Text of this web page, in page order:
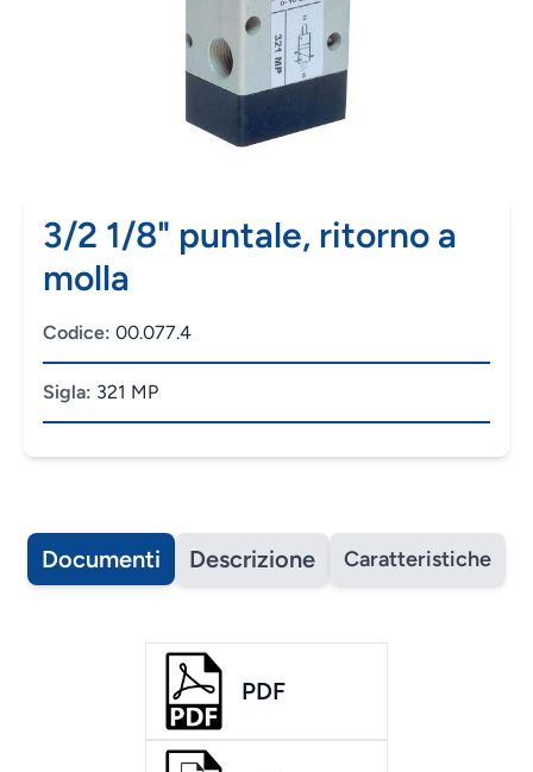
3/2 1/8" puntale, ritorno a
molla
Codice: 00.077.4
Sigla: 321 MP
Documenti Descrizione Caratteristiche
PDF